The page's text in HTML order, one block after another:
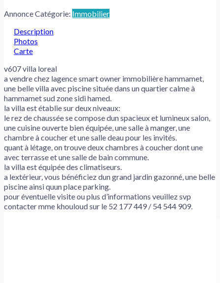
Annonce Catégorie: Immobilier
Description
Photos
Carte
v607 villa loreal
a vendre chez lagence smart owner immobilière hammamet,
une belle villa avec piscine située dans un quartier calme à
hammamet sud zone sidi hamed.
la villa est établie sur deux niveaux:
le rez de chaussée se compose dun spacieux et lumineux salon,
une cuisine ouverte bien équipée, une salle à manger, une
chambre à coucher et une salle deau pour les invités.
quant à létage, on trouve deux chambres à coucher dont une
avec terrasse et une salle de bain commune.
la villa est équipée des climatiseurs.
a lextérieur, vous bénéficiez dun grand jardin gazonné, une belle
piscine ainsi quun place parking.
pour éventuelle visite ou plus d’informations veuillez svp
contacter mme khouloud sur le 52 177 449 / 54 544 909.